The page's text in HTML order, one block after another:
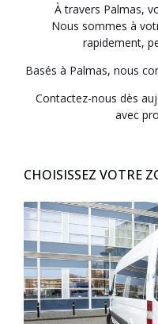
À travers Palmas,
Nous sommes à
rapidement,
Basés à Palmas, nous
Contactez-nous dès
avec
CHOISISSEZ VOTRE